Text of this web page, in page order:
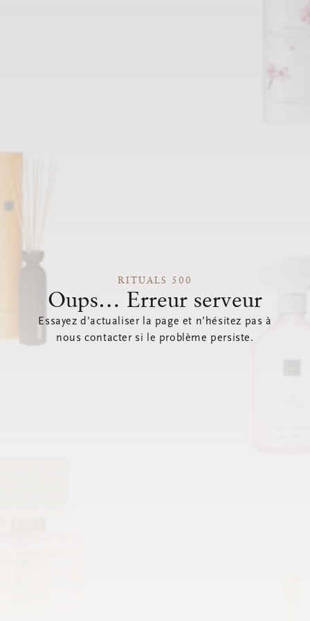
RITUALS 500
Oups… Erreur serveur
Essayez d’actualiser la page et n’hésitez pas à
nous contacter si le problème persiste.